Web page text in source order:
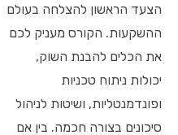
הצעד הראשון להצלחה בעולם
ההשקעות. הקורס מעניק לכם
את הכלים להבנת השוק,
יכולות ניתוח טכניות
ופונדמנטליות, ושיטות לניהול
סיכונים בצורה חכמה. בין אם